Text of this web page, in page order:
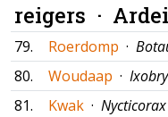
reigers ·
79. Roerdomp ·
80.
Woudaap ·
81.
Kwak ·